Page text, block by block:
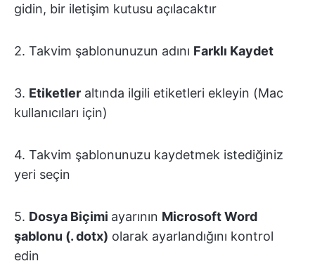
gidin, bir iletişim kutusu açılacaktır
2. Takvim şablonunuzun adını Farklı Kaydet
3. Etiketler altında ilgili etiketleri ekleyin (Mac
kullanıcıları için)
4. Takvim şablonunuzu kaydetmek istediğiniz
yeri seçin
5. Dosya Biçimi ayarının Microsoft Word
şablonu (. dotx) olarak ayarlandığını kontrol
edin